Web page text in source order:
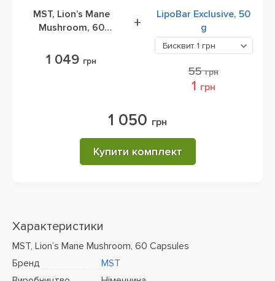
MST, Lion’s Mane
Mushroom, 60
1 049 грн
+
LipoBar Exclusive, 50
g
Бисквит 1 грн
55грн
1 грн
1 050 грн
Купити комплект
Характеристики
MST, Lion’s Mane Mushroom, 60 Capsules
Бренд
MST